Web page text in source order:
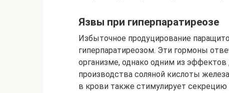
Язвы при гиперпаратиреозе
Избыточное продуцирование
гиперпаратиреозом. Эти гормоны
организме, однако одним из
производства соляной кислоты
в крови также стимулирует секрецию